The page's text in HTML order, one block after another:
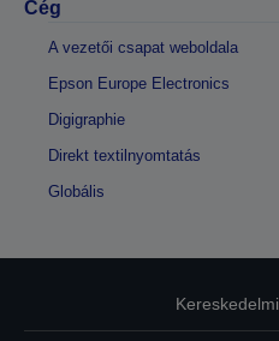
Cég
A vezetői csapat weboldala
Epson Europe Electronics
Digigraphie
Direkt textilnyomtatás
Globális